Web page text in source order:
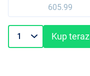
605.99
Kup teraz